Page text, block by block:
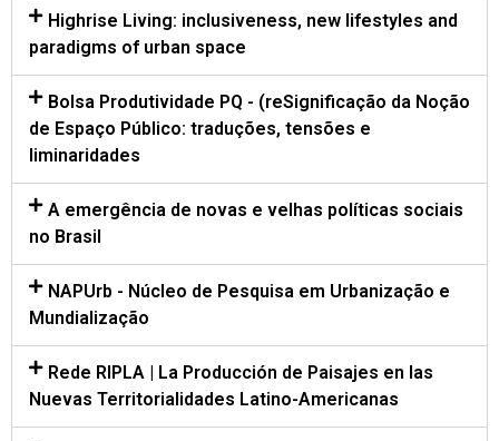
Highrise Living: inclusiveness, new lifestyles and
paradigms of urban space
Bolsa Produtividade PQ - (reSignificação da Noção
de Espaço Público: traduções, tensões e
liminaridades
A emergência de novas e velhas políticas sociais
no Brasil
NAPUrb - Núcleo de Pesquisa em Urbanização e
Mundialização
Rede RIPLA | La Producción de Paisajes en las
Nuevas Territorialidades Latino-Americanas